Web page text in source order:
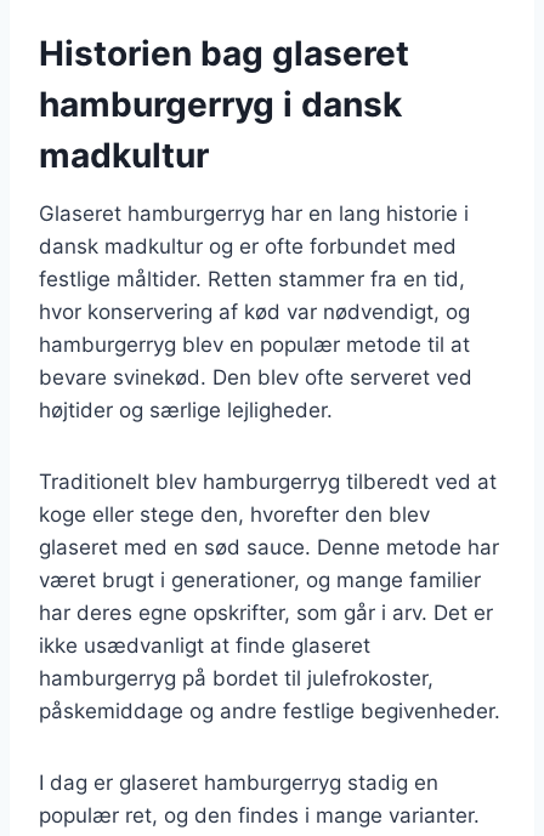
Historien bag glaseret
hamburgerryg i dansk
madkultur
Glaseret hamburgerryg har en lang historie i
dansk madkultur og er ofte forbundet med
festlige måltider. Retten stammer fra en tid,
hvor konservering af kød var nødvendigt, og
hamburgerryg blev en populær metode til at
bevare svinekød. Den blev ofte serveret ved
højtider og særlige lejligheder.
Traditionelt blev hamburgerryg tilberedt ved at
koge eller stege den, hvorefter den blev
glaseret med en sød sauce. Denne metode har
været brugt i generationer, og mange familier
har deres egne opskrifter, som går i arv. Det er
ikke usædvanligt at finde glaseret
hamburgerryg på bordet til julefrokoster,
påskemiddage og andre festlige begivenheder.
I dag er glaseret hamburgerryg stadig en
populær ret, og den findes i mange varianter.